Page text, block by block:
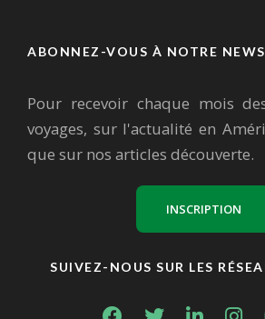
ABONNEZ-VOUS À NOTRE
Pour recevoir chaque mois
voyages, sur l'actualité en
que sur nos articles découverte.
INSCRIPTION
SUIVEZ-NOUS SUR LES